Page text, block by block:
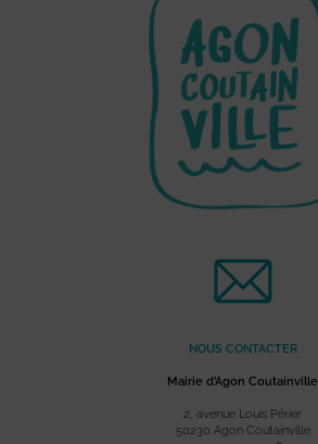
NOUS CONTACTER
Mairie d’Agon Coutainville
2, avenue Louis Périer
50230 Agon Coutainville